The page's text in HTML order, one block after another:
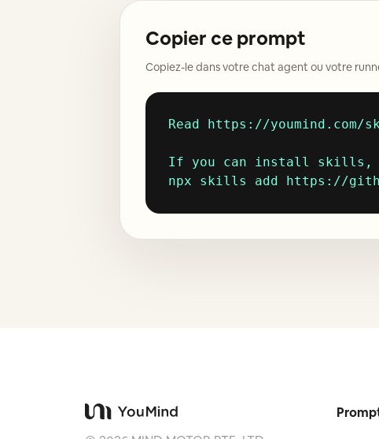
Copier ce prompt
Copiez-le dans votre chat agent ou votre
Read https://
If you can install skills,
npx skills add https://